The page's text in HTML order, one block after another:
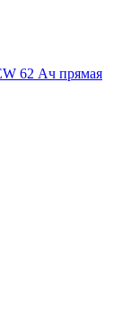
62 Ач прямая